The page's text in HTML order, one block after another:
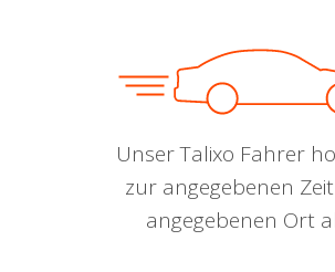
Unser Talixo Fahrer
zur angegebenen
angegebenen Ort